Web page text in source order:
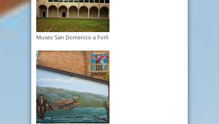
Museo San Domenico a Forlì